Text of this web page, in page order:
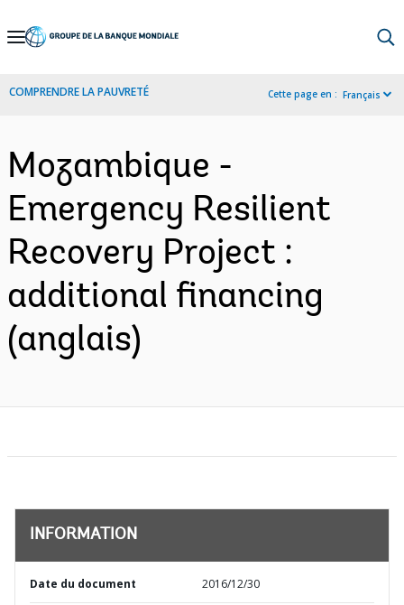
Skip
Navigation
COMPRENDRE LA PAUVRETÉ Cette page en : Français
Mozambique -
Emergency Resilient
Recovery Project :
additional financing
(anglais)
INFORMATION
Date du document 2016/12/30